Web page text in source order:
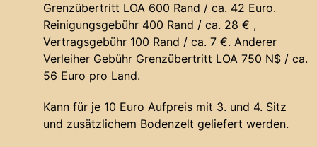
Grenzübertritt LOA 600 Rand / ca. 42 Euro.
Reinigungsgebühr 400 Rand / ca. 28 € ,
Vertragsgebühr 100 Rand / ca. 7 €. Anderer
Verleiher Gebühr Grenzübertritt LOA 750 N$ / ca.
56 Euro pro Land.
Kann für je 10 Euro Aufpreis mit 3. und 4. Sitz
und zusätzlichem Bodenzelt geliefert werden.